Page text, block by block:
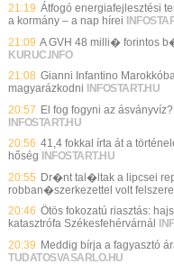
21:19 Átfogó energiafejlesztési
a kormány – a nap hírei
21:09 A GVH 48 milli� forintos
KURUC.INFO
21:08 Gianni Infantino
magyarázkodni
INFOSTART.HU
20:57 El fog fogyni az
INFOSTART.HU
20:56 41,4 fokkal írta át a
hőség
INFOSTART.HU
20:55 Dr�nt tal�ltak a lipcsei
robban�szerkezettel volt
20:46 Ötös fokozatú riasztás:
katasztrófa Székesfehérvárnál
20:39 Meddig bírja a fagyasztó
TUDATOSVASARLO.HU